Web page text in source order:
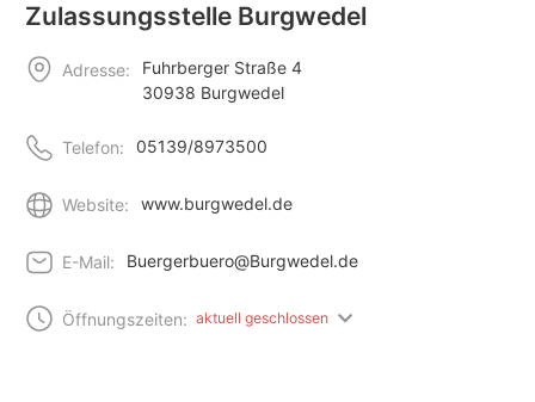
Zulassungsstelle Burgwedel
Adresse:
Fuhrberger Straße 4
30938 Burgwedel
Telefon: 05139/8973500
Website: www.burgwedel.de
E-Mail: Buergerbuero@Burgwedel.de
Öffnungszeiten: aktuell geschlossen